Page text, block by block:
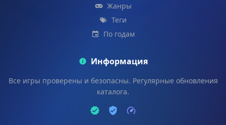
Жанры
Теги
По годам
Информация
Все игры проверены и безопасны. Регулярные обновления
каталога.